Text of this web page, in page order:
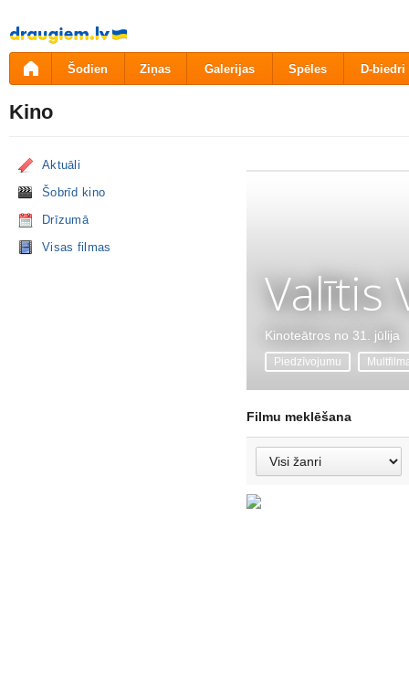
Pāriet
uz
saturu
Šodien Ziņas Galerijas Spēles D-biedri
Kino
Aktuāli
Šobrīd kino
Drīzumā
Visas filmas
Valītis
Kinoteātros no 31. jūlija
Piedzīvojumu
Filmu meklēšana